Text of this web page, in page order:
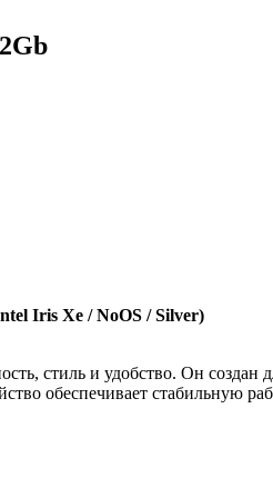
Iris Xe / NoOS / Silver)
стиль и удобство. Он создан
обеспечивает стабильную